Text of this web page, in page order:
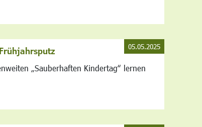
„Sauberhaften Kindertag“ lernen
05.05.2025